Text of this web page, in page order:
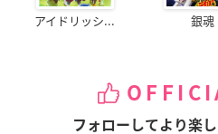
アイドリッシ... 銀魂
フォローしてより楽